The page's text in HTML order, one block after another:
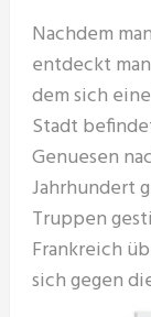
Nachdem
entdeckt
dem sich
Stadt
Genuesen
Jahrhundert
Truppen
Frankreich
sich gegen